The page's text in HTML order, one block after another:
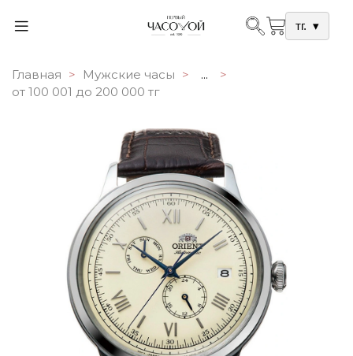
тг. ▾
Главная Мужские часы
...
от 100 001 до 200 000 тг